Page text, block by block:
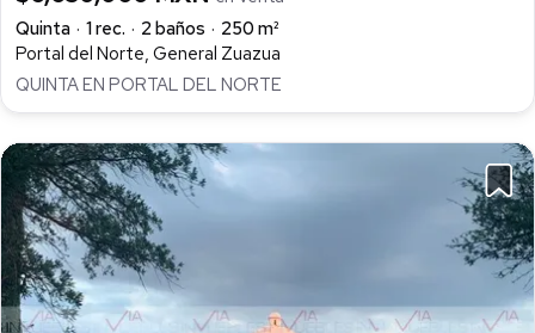
Quinta
1 rec. 2 baños
250 m²
Portal del Norte, General Zuazua
QUINTA EN PORTAL DEL NORTE